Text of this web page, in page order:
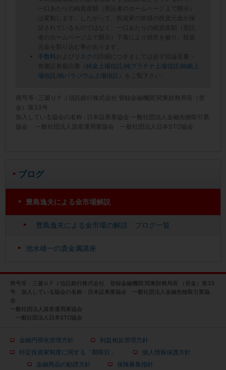
ブログ
豊島逸夫による金市場解説
豊島逸夫による金市場の解説 ブログ一覧
池水雄一の貴金属講座
一口あたりの純資産額（受託者のホームページ上で開示）
は変動します。したがって、投資家の皆様の投資元金が保
証されているものではなく、一口あたりの純資産額（受託
者のホームページ上で開示）下落により損失を被り、投資
元金を割り込む事があります。
手数料
および リスク
の詳細につきましては必ず目論見書・
有価証券届出書（ 純金上場信託 /純プラチナ上場信託 /純銀上
場信託 /純パラジウム上場信託 ）をご覧下さい。
商号等 : 三菱ＵＦＪ信託銀行株式会社 登録金融機関 関東財務局長（登
金）第33号
加入している協会の名称 : 日本証券業協会 一般社団法人金融先物取引業
協会 一般社団法人資産運用業協会 一般社団法人日本STO協会
商号等：三菱ＵＦＪ信託銀行株式会社 登録金融機関 関東財務局長 （登金）第33
号 加入している協会の名称：日本証券業協会 一般社団法人金融先物取引業協
会
一般社団法人資産運用業協会
一般社団法人日本STO協会
金融円滑化管理方針
利益相反管理方針
特定投資家制度に関する「期限日」
個人情報保護方針
金融商品の勧誘方針
保険募集指針